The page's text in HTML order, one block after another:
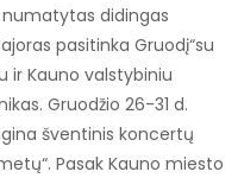
didingas
pasitinka Gruodį“su
ir Kauno valstybiniu
Gruodžio 26-31 d.
šventinis koncertų
Pasak Kauno miesto